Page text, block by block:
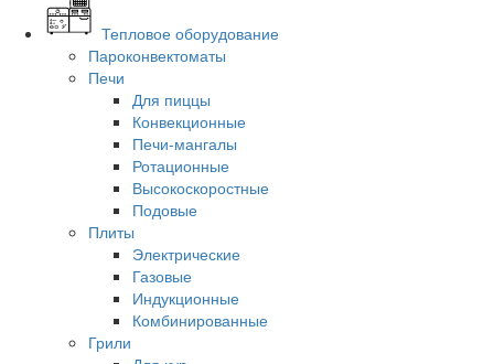
Тепловое оборудование
Пароконвектоматы
Печи
Для пиццы
Конвекционные
Печи-мангалы
Ротационные
Высокоскоростные
Подовые
Плиты
Электрические
Газовые
Индукционные
Комбинированные
Грили